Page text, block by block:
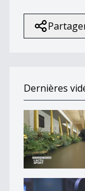
Dernières